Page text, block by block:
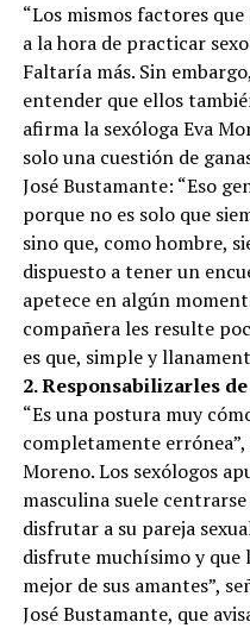
“Los mismos factores
a la hora de practicar
Faltaría más. Sin
entender que ellos
afirma la sexóloga Eva
solo una cuestión de
José Bustamante: “Eso
porque no es solo que
sino que, como hombre,
dispuesto a tener un
apetece en algún
compañera les resulte
es que, simple y
2. Responsabilizarles
“Es una postura muy
completamente
Moreno. Los sexólogos
masculina suele
disfrutar a su pareja
disfrute muchísimo y que
mejor de sus amantes”,
José Bustamante, que